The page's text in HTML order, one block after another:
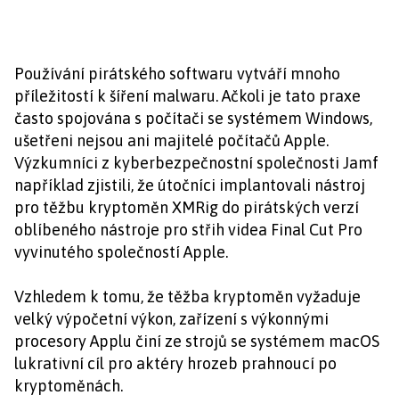
Používání pirátského softwaru vytváří mnoho
příležitostí k šíření malwaru. Ačkoli je tato praxe
často spojována s počítači se systémem Windows,
ušetřeni nejsou ani majitelé počítačů Apple.
Výzkumníci z kyberbezpečnostní společnosti Jamf
například zjistili, že útočníci implantovali nástroj
pro těžbu kryptoměn XMRig do pirátských verzí
oblíbeného nástroje pro střih videa Final Cut Pro
vyvinutého společností Apple.
Vzhledem k tomu, že těžba kryptoměn vyžaduje
velký výpočetní výkon, zařízení s výkonnými
procesory Applu činí ze strojů se systémem macOS
lukrativní cíl pro aktéry hrozeb prahnoucí po
kryptoměnách.